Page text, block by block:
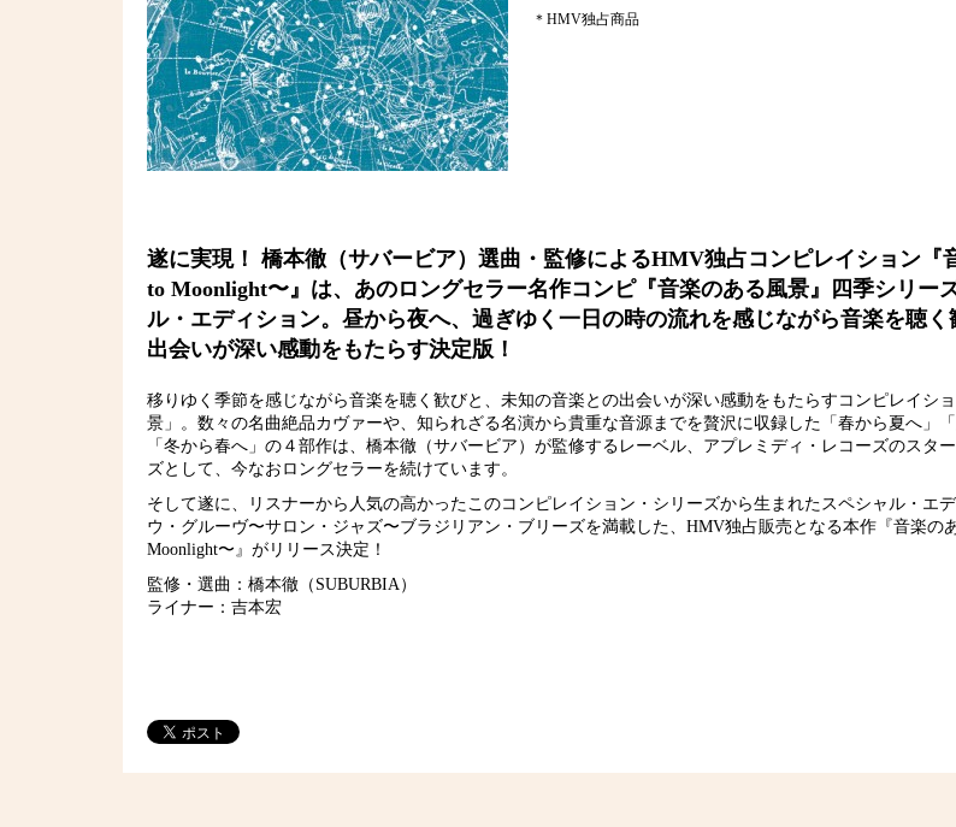
＊HMV独占商品
遂に実現！ 橋本徹（サバービア）選曲・監修によるHMV独占コンピレイション『
to Moonlight〜』は、あのロングセラー名作コンピ『音楽のある風景』四季シリー
ル・エディション。昼から夜へ、過ぎゆく一日の時の流れを感じながら音楽を聴
出会いが深い感動をもたらす決定版！
移りゆく季節を感じながら音楽を聴く歓びと、未知の音楽との出会いが深い感動をもたらすコンピレイシ
景」。数々の名曲絶品カヴァーや、知られざる名演から貴重な音源までを贅沢に収録した「春から夏へ」
「冬から春へ」の４部作は、橋本徹（サバービア）が監修するレーベル、アプレミディ・レコーズのスタ
ズとして、今なおロングセラーを続けています。
そして遂に、リスナーから人気の高かったこのコンピレイション・シリーズから生まれたスペシャル・エ
ウ・グルーヴ〜サロン・ジャズ〜ブラジリアン・ブリーズを満載した、HMV独占販売となる本作『音楽の
Moonlight〜』がリリース決定！
監修・選曲：橋本徹（SUBURBIA）
ライナー：吉本宏